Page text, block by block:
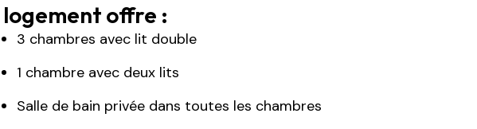
logement offre :
3 chambres avec lit double
1 chambre avec deux lits
Salle de bain privée dans toutes les chambres